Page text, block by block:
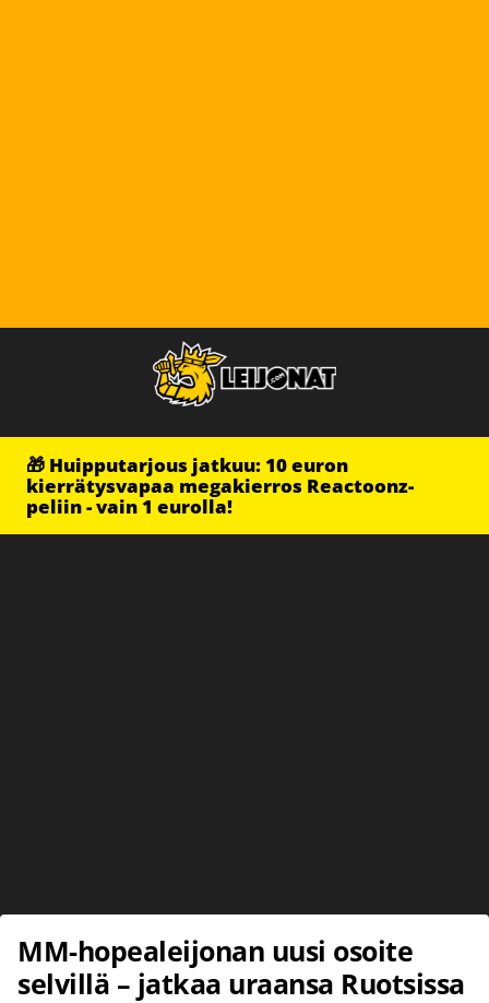
🎁 Huipputarjous jatkuu: 10 euron
kierrätysvapaa megakierros Reactoonz-
peliin - vain 1 eurolla!
MM-hopealeijonan uusi osoite
selvillä – jatkaa uraansa Ruotsissa